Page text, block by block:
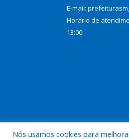
E-mail:
Horário de
13:00
Nós usamos cookies para